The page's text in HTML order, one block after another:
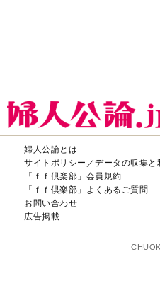
婦人公論とは
サイトポリシー／データの収集と
「ｆｆ倶楽部」会員規約
「ｆｆ倶楽部」よくあるご質問
お問い合わせ
広告掲載